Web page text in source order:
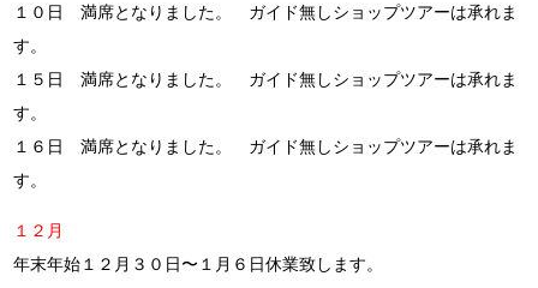
１０日 満席となりました。 ガイド無しショップツアーは承れま
す。
１５日 満席となりました。 ガイド無しショップツアーは承れま
す。
１６日 満席となりました。 ガイド無しショップツアーは承れま
す。
１２月
年末年始１２月３０日〜１月６日休業致します。